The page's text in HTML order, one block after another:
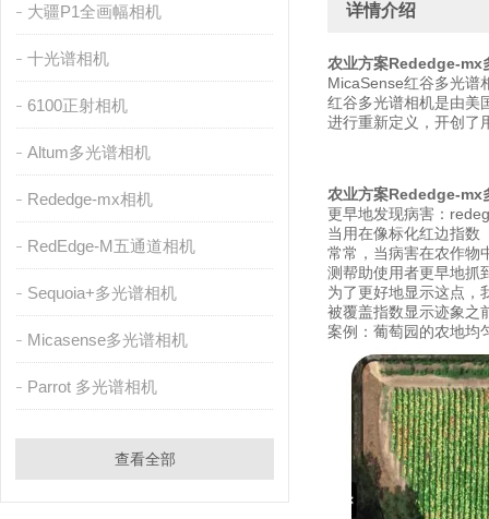
大疆P1全画幅相机
十光谱相机
6100正射相机
Altum多光谱相机
Rededge-mx相机
RedEdge-M五通道相机
Sequoia+多光谱相机
Micasense多光谱相机
Parrot 多光谱相机
查看全部
详情介绍
农业方案Rededge-mx
MicaSense红谷多光谱
红谷多光谱相机是由美
进行重新定义，开创了
农业方案Rededge-mx
更早地发现病害：
当用在像标化红边指数
常常，当病害在农作物
测帮助使用者更早地抓
为了更好地显示这点，
被覆盖指数显示迹象之
案例：葡萄园的农地均